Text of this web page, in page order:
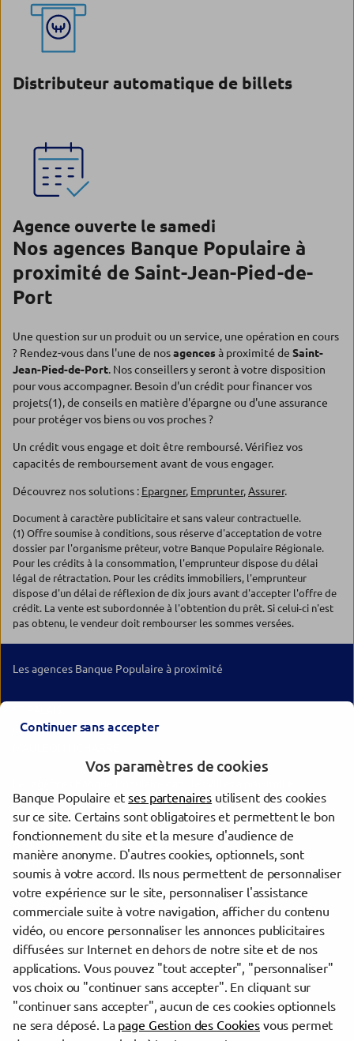
Distributeur automatique de billets
Agence ouverte le samedi
Nos agences Banque Populaire à
proximité de Saint-Jean-Pied-de-
Port
Une question sur un produit ou un service, une opération en cours
? Rendez-vous dans l'une de nosagencesà proximité de Saint-
Jean-Pied-de-Port. Nos conseillers y seront à votre disposition
pour vous accompagner. Besoin d'un crédit pour financer vos
projets(1), de conseils en matière d'épargne ou d'une assurance
pour protéger vos biens ou vos proches ?
Un crédit vous engage et doit être remboursé. Vérifiez vos
capacités de remboursement avant de vous engager.
Découvrez nos solutions : Epargner, Emprunter,Assurer.
Document à caractère publicitaire et sans valeur contractuelle.
(1) Offre soumise à conditions, sous réserve d'acceptation de votre
dossier par l'organisme prêteur, votre Banque Populaire Régionale.
Pour les crédits à la consommation, l'emprunteur dispose du délai
légal de rétractation. Pour les crédits immobiliers, l'emprunteur
dispose d'un délai de réflexion de dix jours avant d'accepter l'offre de
crédit. La vente est subordonnée à l'obtention du prêt. Si celui-ci n'est
pas obtenu, le vendeur doit rembourser les sommes versées.
Les agences Banque Populaire à proximité
CAMBO LES BAINS
Bayonne
Anglet
Biarritz
Trouver une agence Banque Populaire
Pyrénées-Atlantiques
Saint-Jean-Pied-de-Port
ST JEAN PIED DE PORT
evermaps ©
Continuer sans accepter
Vos paramètres de cookies
Banque Populaire etses partenaires utilisent des cookies
sur ce site. Certains sont obligatoires et permettent le bon
fonctionnement du site et la mesure d'audience de
manière anonyme. D'autres cookies, optionnels, sont
soumis à votre accord. Ils nous permettent de personnaliser
votre expérience sur le site, personnaliser l'assistance
commerciale suite à votre navigation, afficher du contenu
vidéo, ou encore personnaliser les annonces publicitaires
diffusées sur Internet en dehors de notre site et de nos
applications. Vous pouvez "tout accepter", "personnaliser"
vos choix ou "continuer sans accepter". En cliquant sur
"continuer sans accepter", aucun de ces cookies optionnels
ne sera déposé. La page Gestion des Cookiesvous permet